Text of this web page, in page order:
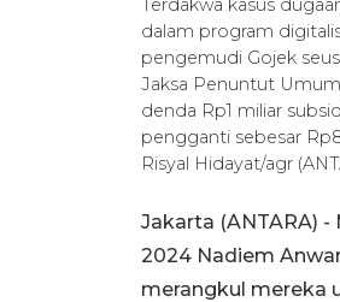
Terdakwa kasus
dalam program
pengemudi Gojek
Jaksa Penuntut
denda Rp1 miliar
pengganti sebesar
Risyal Hidayat/agr
Jakarta (ANTARA)
2024 Nadiem
merangkul mereka